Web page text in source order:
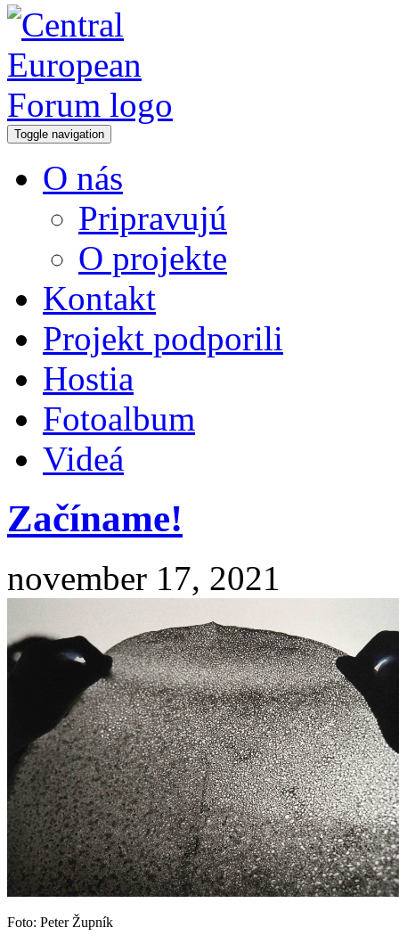
Toggle navigation
O nás
Pripravujú
O projekte
Kontakt
Projekt podporili
Hostia
Fotoalbum
Videá
Začíname!
november 17, 2021
Foto: Peter Župník